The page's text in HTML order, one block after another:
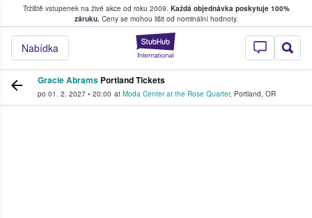
Tržiště vstupenek na živé akce od roku 2009. Každá objednávka poskytuje 100%
záruku.Ceny se mohou lišit od nominální hodnoty.
StubHub –
Nabídka
kde fanoušci kupují a prodávají vstupenky
Gracie Abrams Portland Tickets
po 01. 2. 2027 • 20:00 at Moda Center at the Rose Quarter, Portland, OR